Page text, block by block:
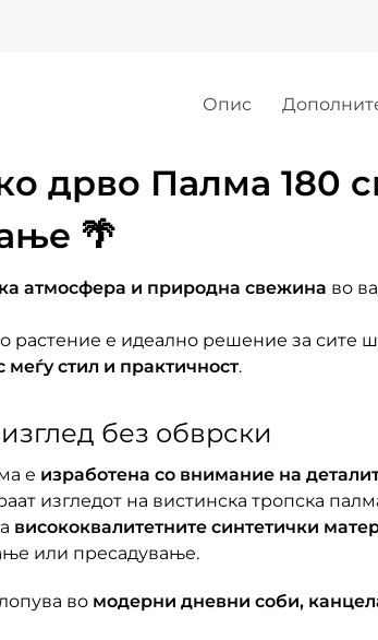
Опис
дрво Палма 180
🌴
атмосфера и природна свежина во
растение е идеално решение за сите
стил и практичност.
без обврски
е изработена со внимание на
изгледот на вистинска тропска
висококвалитетните синтетички
или пресадување.
во модерни дневни соби,